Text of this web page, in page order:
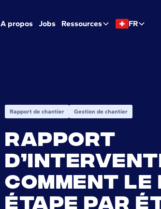
A propos Jobs Ressources FR
Rapport de chantier Gestion de chantier
Rapport
comment
étape par